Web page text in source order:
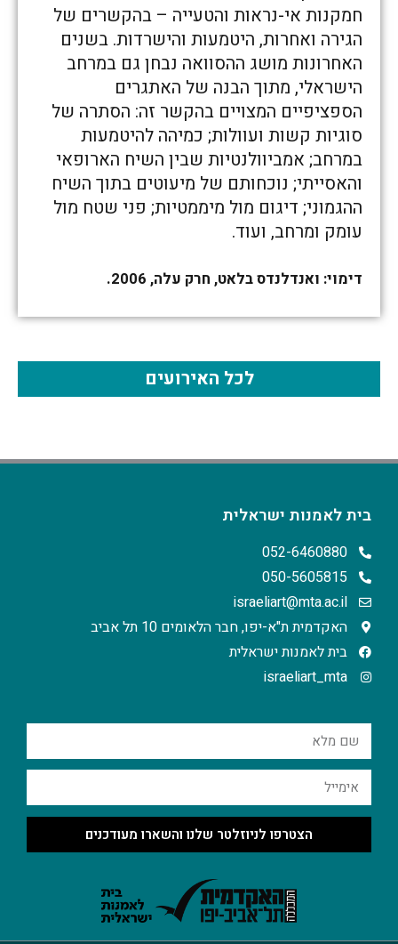
חמקנות אי-נראות והטעייה – בהקשרים של
הגירה ואחרות, היטמעות והישרדות. בשנים
האחרונות מושג ההסוואה נבחן גם במרחב
הישראלי, מתוך הבנה של האתגרים
הספציפיים המצויים בהקשר זה: הסתרה של
סוגיות קשות ועוולות; כמיהה להיטמעות
במרחב; אמביוולנטיות שבין השיח הארופאי
והאסייתי; נוכחותם של מיעוטים בתוך השיח
ההגמוני; דיגום מול מיממטיות; פני שטח מול
עומק ומרחב, ועוד.
דימוי: ואנדלנדס בלאט, חרק עלה, 2006.
לכל האירועים
בית לאמנות ישראלית
052-6460880
050-5605815
israeliart@mta.ac.il
האקדמית ת"א-יפו, חבר הלאומים 10 תל אביב
בית לאמנות ישראלית
israeliart_mta
הצטרפו לניוזלטר שלנו והשארו מעודכנים